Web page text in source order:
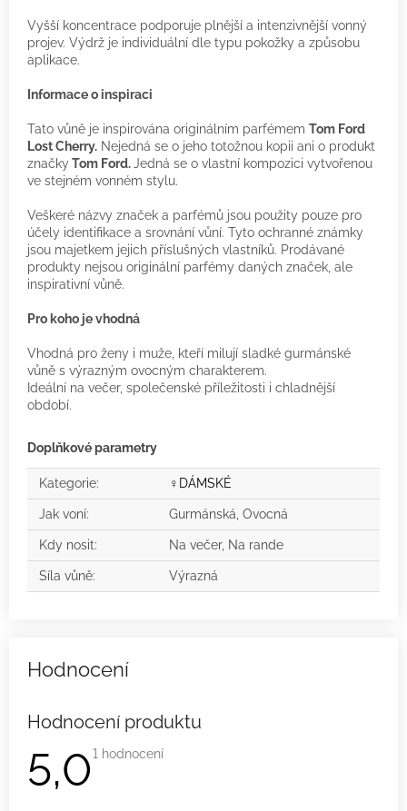
Vyšší koncentrace podporuje plnější a intenzivnější vonný
projev. Výdrž je individuální dle typu pokožky a způsobu
aplikace.
Informace o inspiraci
Tato vůně je inspirována originálním parfémem Tom Ford
Lost Cherry. Nejedná se o jeho totožnou kopii ani o produkt
značky Tom Ford.Jedná se o vlastní kompozici vytvořenou
ve stejném vonném stylu.
Veškeré názvy značek a parfémů jsou použity pouze pro
účely identifikace a srovnání vůní. Tyto ochranné známky
jsou majetkem jejich příslušných vlastníků. Prodávané
produkty nejsou originální parfémy daných značek, ale
inspirativní vůně.
Pro koho je vhodná
Vhodná pro ženy i muže, kteří milují sladké gurmánské
vůně s výrazným ovocným charakterem.
Ideální na večer, společenské příležitosti i chladnější
období.
Doplňkové parametry
Kategorie: ♀️DÁMSKÉ
Jak voní: Gurmánská, Ovocná
Kdy nosit: Na večer, Na rande
Síla vůně: Výrazná
Hodnocení produktu
5,0Průměrné
1 hodnocení